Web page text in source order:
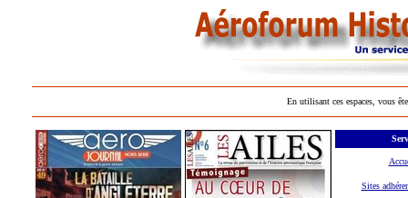
En utilisant ces espaces, vous
Sites